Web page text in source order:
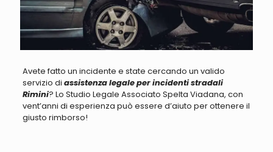
Avete fatto un incidente e state cercando un valido
servizio di assistenza legale per incidenti stradali
Rimini? Lo Studio Legale Associato Spelta Viadana, con
vent’anni di esperienza può essere d’aiuto per ottenere il
giusto rimborso!